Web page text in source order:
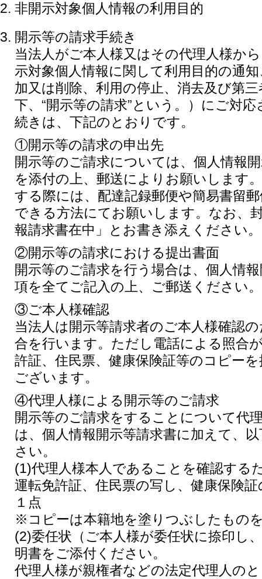
非開示対象個人情報の利用目的
開示等の請求手続き
当法人がご本人様又はその代理人様か
示対象個人情報に関して利用目的の通
加又は削除、利用の停止、消去及び第
下、“開示等の請求”という。）にご対
続きは、下記のとおりです。
①開示等の請求の申出先
開示等のご請求については、個人情報
を添付の上、郵送によりお願いします
する際には、配達記録郵便や簡易書留
できる方法にてお願いします。なお、
報請求書在中」とお書き添えください。
②開示等の請求における提出書面
開示等のご請求を行う場合は、個人情
項を全てご記入の上、ご郵送ください。
③ご本人様確認
当法人は開示等請求者のご本人様確認
合を行います。ただし電話による照合
許証、住民票、健康保険証等のコピー
ございます。
④代理人様による開示等のご請求
開示等のご請求をすることについて代
は、個人情報開示等請求書に加えて、
さい。
(1)代理人様本人であることを確認する
運転免許証、住民票の写し、健康保険
１点
※コピーは本籍地を塗りつぶしたもの
(2)委任状（ご本人様が委任状に捺印し
明書をご添付ください。
代理人様が親権者などの法定代理人の